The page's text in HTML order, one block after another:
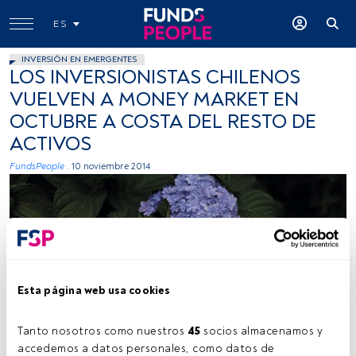
Esta página web usa cookies
Tanto nosotros como nuestros 45 socios almacenamos y
accedemos a datos personales, como datos de
ES
INVERSIÓN EN EMERGENTES
LOS INVERSIONISTAS CHILENOS
VUELVEN A MONEY MARKET EN
OCTUBRE A COSTA DEL RESTO DE
ACTIVOS
FundsPeople . 10 noviembre 2014